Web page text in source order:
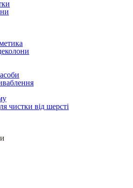
чистки від шерсті